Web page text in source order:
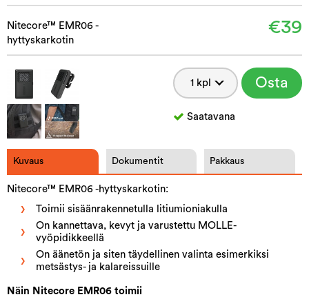
Nitecore™ EMR06 -
hyttyskarkotin
€39
Osta
Saatavana
Kuvaus Dokumentit Pakkaus
Nitecore™ EMR06 -hyttyskarkotin:
Toimii sisäänrakennetulla litiumioniakulla
On kannettava, kevyt ja varustettu MOLLE-
vyöpidikkeellä
On äänetön ja siten täydellinen valinta esimerkiksi
metsästys- ja kalareissuille
Näin Nitecore EMR06 toimii